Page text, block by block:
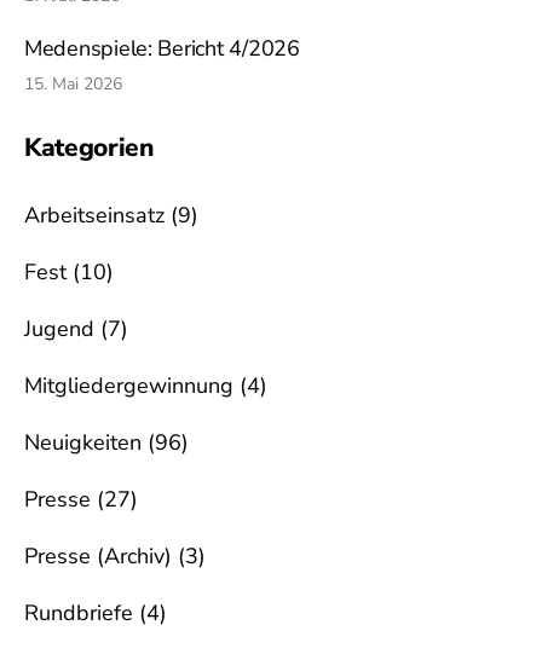
Medenspiele: Bericht 4/2026
15. Mai 2026
Kategorien
Arbeitseinsatz (9)
Fest(10)
Jugend (7)
Mitgliedergewinnung (4)
Neuigkeiten (96)
Presse (27)
Presse (Archiv) (3)
Rundbriefe (4)